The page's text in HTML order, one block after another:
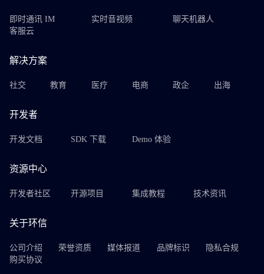
即时通讯 IM 实时音视频
聊天机器人
客服云
解决方案
社交 教育 医疗 电商 政企 出海
开发者
开发文档 SDK 下载 Demo 体验
资源中心
开发者社区 开源项目 集成教程 技术资讯
关于环信
公司介绍 荣誉资质 媒体报道 品牌标识
隐私合规
购买协议